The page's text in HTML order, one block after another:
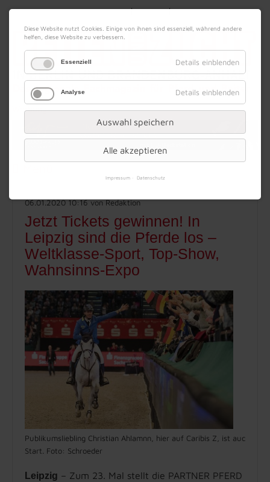
09. August 2026 Impressum|Kontakt|Datenschutz
Werbung
06.01.2020 10:16von Redaktion
Jetzt Tickets gewinnen! In
Leipzig sind die Pferde los –
Weltklasse-Sport, Top-Show,
Wahnsinns-Expo
Publikumsliebling Christian Ahlamnn, hier auf Caribis Z, ist auch
Start. Foto: Schroeder
Leipzig – Zum 23. Mal stellt die PARTNER PFERD
Diese Website nutzt Cookies. Einige von ihnen sind essenziell, während andere
helfen, diese Website zu verbessern.
Essenziell Details einblenden
Analyse Details einblenden
Auswahl speichern
Alle akzeptieren
Impressum Datenschutz